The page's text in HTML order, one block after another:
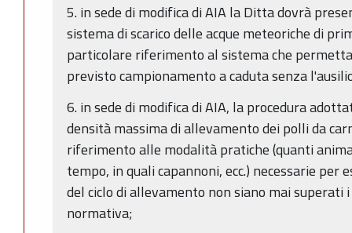
5. in sede di modifica di AIA la Ditta dovrà
sistema di scarico delle acque meteoriche di
particolare riferimento al sistema che
previsto campionamento a caduta senza
6. in sede di modifica di AIA, la procedura
densità massima di allevamento dei polli da
riferimento alle modalità pratiche (quanti
tempo, in quali capannoni, ecc.) necessarie per
del ciclo di allevamento non siano mai
normativa;